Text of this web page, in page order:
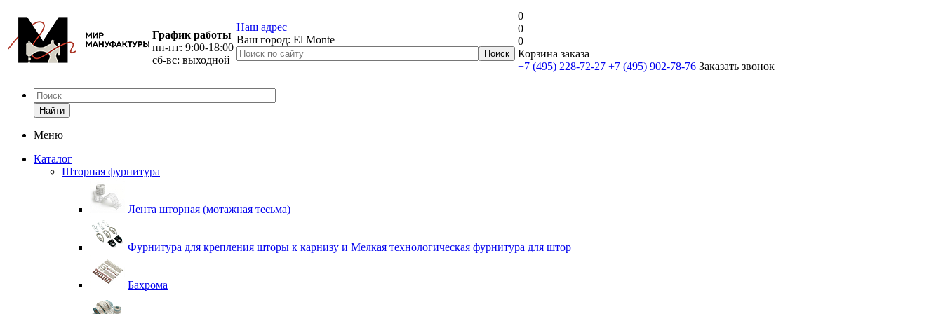
График работы
пн-пт: 9:00-18:00
сб-вс: выходной
Наш адрес
Ваш город: El Monte
0
0
0
Корзина заказа
+7 (495) 228-72-27 +7 (495) 902-78-76 Заказать звонок
Найти
Меню
Каталог
Шторная фурнитура
Лента шторная (мотажная тесьма)
Фурнитура для крепления шторы к карнизу и Мелкая технологическая фурнитура для штор
Бахрома